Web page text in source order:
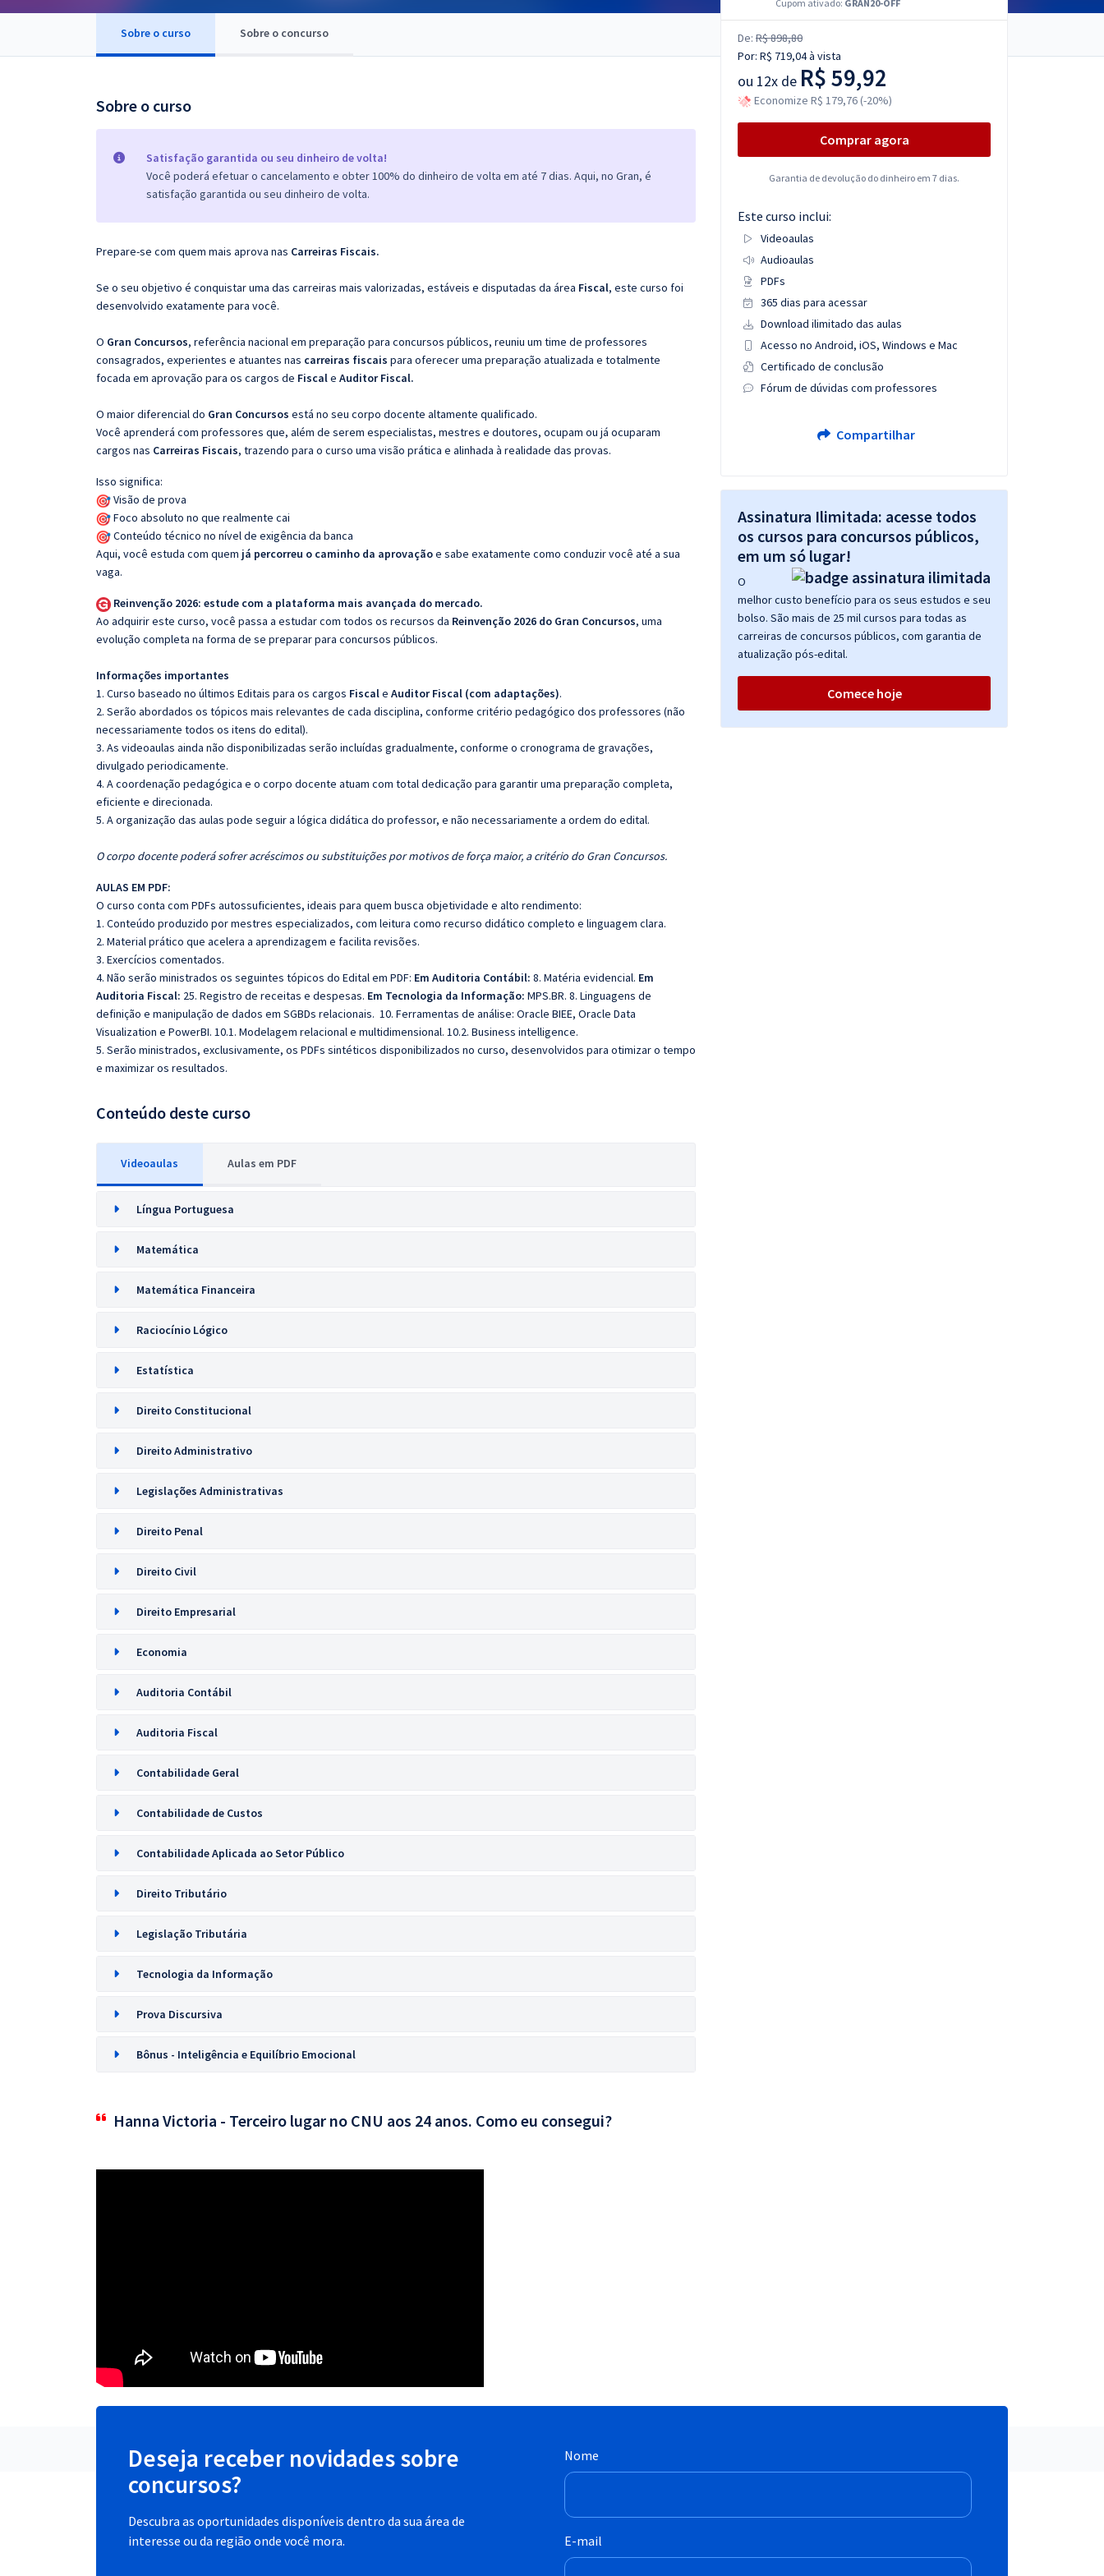
Pós
Sobre o curso Sobre o concurso
Sobre o curso
Satisfação garantida ou seu dinheiro de volta!
Você poderá efetuar o cancelamento e obter 100% do dinheiro de volta em até 7 dias. Aqui, no Gran, é
satisfação garantida ou seu dinheiro de volta.
Prepare-se com quem mais aprova nas Carreiras Fiscais.
Se o seu objetivo é conquistar uma das carreiras mais valorizadas, estáveis e disputadas da área Fiscal, este curso foi
desenvolvido exatamente para você.
O Gran Concursos, referência nacional em preparação para concursos públicos, reuniu um time de professores
consagrados, experientes e atuantes nas carreiras fiscais para oferecer uma preparação atualizada e totalmente
focada em aprovação para os cargos de Fiscale Auditor Fiscal.
O maior diferencial do Gran Concursos está no seu corpo docente altamente qualificado.
Você aprenderá com professores que, além de serem especialistas, mestres e doutores, ocupam ou já ocuparam
cargos nas Carreiras Fiscais, trazendo para o curso uma visão prática e alinhada à realidade das provas.
Isso significa:
Visão de prova
Foco absoluto no que realmente cai
Conteúdo técnico no nível de exigência da banca
Aqui, você estuda com quem já percorreu o caminho da aprovaçãoe sabe exatamente como conduzir você até a sua
vaga.
Reinvenção 2026: estude com a plataforma mais avançada do mercado.
Ao adquirir este curso, você passa a estudar com todos os recursos da Reinvenção 2026 do Gran Concursos, uma
evolução completa na forma de se preparar para concursos públicos.
Informações importantes
1. Curso baseado no últimos Editais para os cargos Fiscale Auditor Fiscal (com adaptações).
2. Serão abordados os tópicos mais relevantes de cada disciplina, conforme critério pedagógico dos professores (não
necessariamente todos os itens do edital).
3. As videoaulas ainda não disponibilizadas serão incluídas gradualmente, conforme o cronograma de gravações,
divulgado periodicamente.
4. A coordenação pedagógica e o corpo docente atuam com total dedicação para garantir uma preparação completa,
eficiente e direcionada.
5. A organização das aulas pode seguir a lógica didática do professor, e não necessariamente a ordem do edital.
O corpo docente poderá sofrer acréscimos ou substituições por motivos de força maior, a critério do Gran Concursos.
AULAS EM PDF:
O curso conta com PDFs autossuficientes, ideais para quem busca objetividade e alto rendimento:
1. Conteúdo produzido por mestres especializados, com leitura como recurso didático completo e linguagem clara.
2. Material prático que acelera a aprendizagem e facilita revisões.
3. Exercícios comentados.
4. Não serão ministrados os seguintes tópicos do Edital em PDF: Em Auditoria Contábil: 8. Matéria evidencial. Em
Auditoria Fiscal: 25. Registro de receitas e despesas. Em Tecnologia da Informação: MPS.BR. 8. Linguagens de
definição e manipulação de dados em SGBDs relacionais. 10. Ferramentas de análise: Oracle BIEE, Oracle Data
Visualization e PowerBI. 10.1. Modelagem relacional e multidimensional. 10.2. Business intelligence.
5. Serão ministrados, exclusivamente, os PDFs sintéticos disponibilizados no curso, desenvolvidos para otimizar o tempo
e maximizar os resultados.
Conteúdo deste curso
Videoaulas Aulas em PDF
Língua Portuguesa
Matemática
Matemática Financeira
Raciocínio Lógico
Estatística
Direito Constitucional
Direito Administrativo
Legislações Administrativas
Direito Penal
Direito Civil
Direito Empresarial
Economia
Auditoria Contábil
Auditoria Fiscal
Contabilidade Geral
Contabilidade de Custos
Contabilidade Aplicada ao Setor Público
Direito Tributário
Legislação Tributária
Tecnologia da Informação
Prova Discursiva
Bônus - Inteligência e Equilíbrio Emocional
Hanna Victoria - Terceiro lugar no CNU aos 24 anos. Como eu consegui?
Cupom ativado: GRAN20-OFF
De: R$ 898,80
Por: R$ 719,04à vista
ou 12x de R$ 59,92
Economize R$ 179,76 (-20%)
Comprar agora
Garantia de devolução do dinheiro em 7 dias.
Este curso inclui:
Videoaulas
Audioaulas
PDFs
365 dias para acessar
Download ilimitado das aulas
Acesso no Android, iOS, Windows e Mac
Certificado de conclusão
Fórum de dúvidas com professores
Compartilhar
Assinatura Ilimitada: acesse todos
os cursos para concursos públicos,
em um só lugar!
O
melhor custo benefício para os seus estudos e seu
bolso. São mais de 25 mil cursos para todas as
carreiras de concursos públicos, com garantia de
atualização pós-edital.
Comece hoje
Deseja receber novidades sobre
concursos?
Descubra as oportunidades disponíveis dentro da sua área de
interesse ou da região onde você mora.
Nome
E-mail